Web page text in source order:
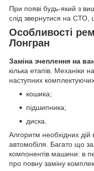
При появі будь-який з
слід звернутися на СТО,
Особливості
Лонгран
Заміна зчеплення на
кілька етапів. Механіки
наступних
кошика;
підшипника;
диска.
Алгоритм необхідних дій
автомобіля. Багато що
компонентів машини: в
про повну заміну